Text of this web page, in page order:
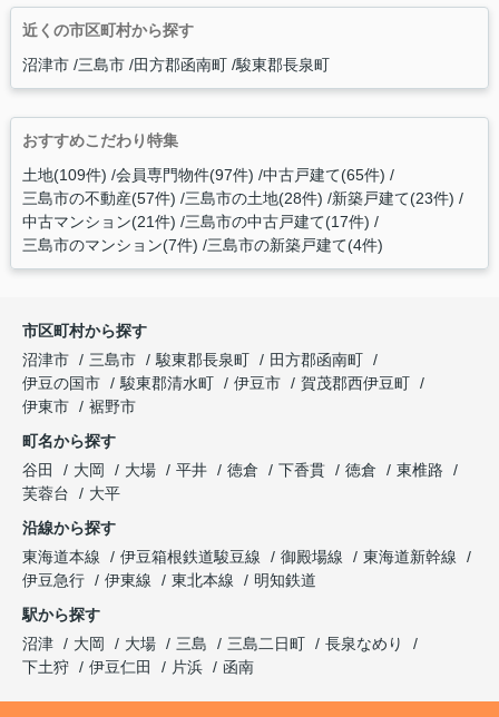
近くの市区町村から探す
沼津市 三島市 田方郡函南町 駿東郡長泉町
おすすめこだわり特集
土地(109件) 会員専門物件(97件) 中古戸建て(65件)
三島市の不動産(57件) 三島市の土地(28件) 新築戸建て(23件)
中古マンション(21件) 三島市の中古戸建て(17件)
三島市のマンション(7件) 三島市の新築戸建て(4件)
市区町村から探す
沼津市
三島市 駿東郡長泉町
田方郡函南町
伊豆の国市
駿東郡清水町 伊豆市
賀茂郡西伊豆町
伊東市
裾野市
町名から探す
谷田
大岡 大場 平井 徳倉 下香貫 徳倉
東椎路
芙蓉台
大平
沿線から探す
東海道本線
伊豆箱根鉄道駿豆線 御殿場線
東海道新幹線
伊豆急行
伊東線 東北本線
明知鉄道
駅から探す
沼津
大岡 大場 三島 三島二日町
長泉なめり
下土狩
伊豆仁田 片浜 函南